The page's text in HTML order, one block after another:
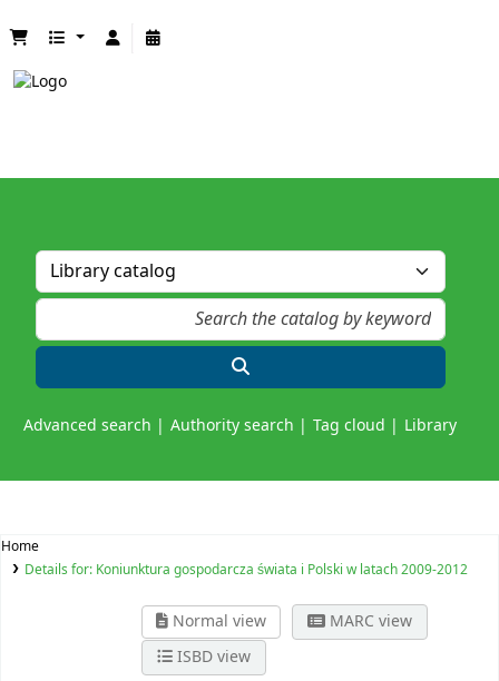
Advanced search Authority search Tag cloud Library
Home
Details for: Koniunktura gospodarcza świata i Polski w latach 2009-2012
Normal view
MARC view
ISBD view